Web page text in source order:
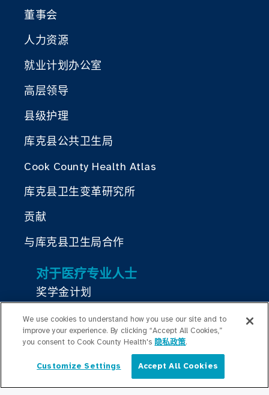
董事会
人力资源
就业计划办公室
高层领导
县级护理
库克县公共卫生局
Cook County Health Atlas
库克县卫生变革研究所
贡献
与库克县卫生局合作
对于医疗专业人士
奖学金计划
居住计划
Graduate Medical
Education/Professional Education
简体中文
We use cookies to understand how you use our site and to
improve your experience. By clicking “Accept All Cookies,”
you consent to Cook County Health's 隐私政策.
Customize Settings Accept All Cookies